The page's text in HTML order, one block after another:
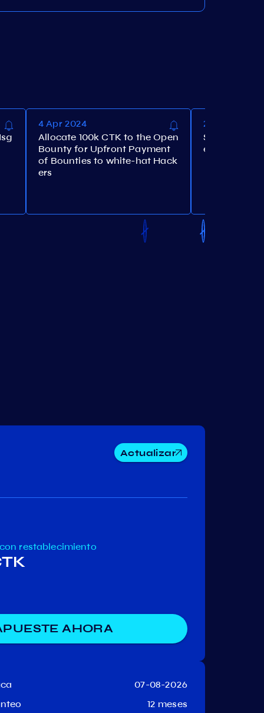
4 Apr 2024
Allocate 100k CTK to the Open
Bounty for Upfront Payment
of Bounties to white-hat Hack
ers
28 Mar 2024
Set the
e to 10%
Actualizar
con restablecimiento
AHORA
07-08-2026
12 meses